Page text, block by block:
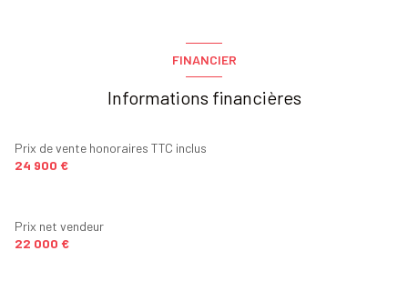
FINANCIER
Informations financières
Prix de vente honoraires TTC inclus
24 900 €
Prix net vendeur
22 000 €